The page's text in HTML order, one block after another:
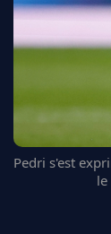
CDM 2026
PSG
FC BARCELONE
MANCHESTER
CHELSEA
L'AVIS DE LA
Pedri s'est